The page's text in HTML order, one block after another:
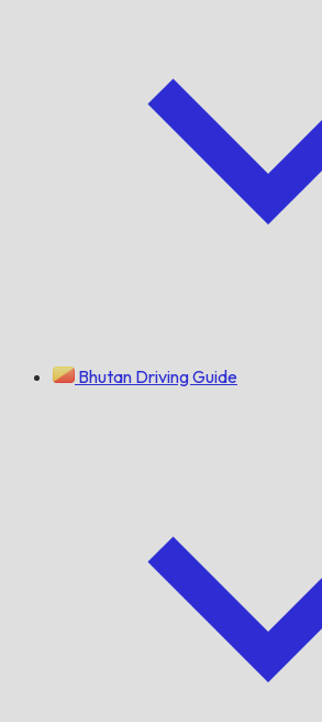
Bhutan Driving Guide